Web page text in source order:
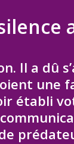
Il a dû
une
établi